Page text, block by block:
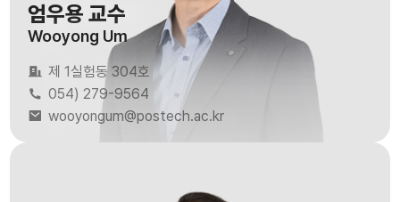
엄우용 교수
Wooyong Um
제 1실험동 304호
054) 279-9564
wooyongum@postech.ac.kr